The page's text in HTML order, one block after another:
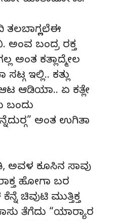
ಈ
ಅಂವ ಬಂದ್ರ ರಕ್ತ
ಅಂತ ಕತ್ಲಾದ್ಮೇಲ
ಇಲ್ಲಿ.. ಕತ್ಲು
ಆಡಿಯಾ.. ಏ ಕತ್ಲೇ
ಅಂತ ಉಗಿತಾ
ಅವಳ ಕೂಸಿನ ಸಾವು
ಹೋಗಾ ಬರ
ಚಿವುಟಿ ಮುತ್ತಿಕ್ತ
ತೆಗೆದು “ಯಾರ‌್ಯಾರ